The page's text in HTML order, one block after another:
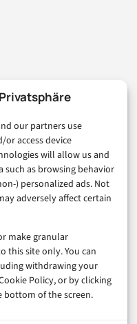
our partners use
access device
will allow us and
as browsing behavior
) personalized ads. Not
adversely affect certain
make granular
this site only. You can
withdrawing your
Policy, or by clicking
of the screen.